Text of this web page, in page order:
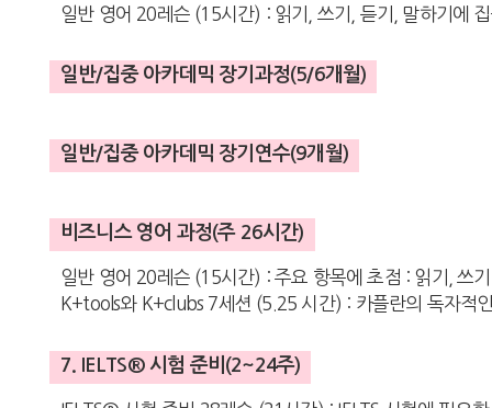
일반 영어 20레슨 (15시간) : 읽기, 쓰기, 듣기, 말하기에
일반/집중 아카데믹 장기과정(5/6개월)
일반/집중 아카데믹 장기연수(9개월)
비즈니스 영어 과정(주 26시간)
일반 영어 20레슨 (15시간) : 주요 항목에 초점 : 읽기, 쓰
K+tools와 K+clubs 7세션 (5.25 시간) : 카플란의 독자적
7. IELTS® 시험 준비(2~24주)